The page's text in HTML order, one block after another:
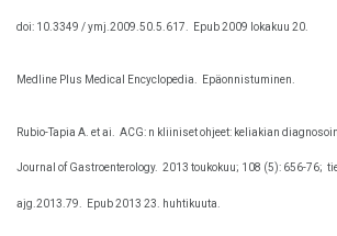
doi: 10.3349 / ymj.2009.50.5.617. Epub 2009 lokakuu 20.
Medline Plus Medical Encyclopedia. Epäonnistuminen.
Rubio-Tapia A. et ai. ACG: n kliiniset ohjeet: keliakian
Journal of Gastroenterology. 2013 toukokuu; 108 (5): 656-76;
ajg.2013.79. Epub 2013 23. huhtikuuta.